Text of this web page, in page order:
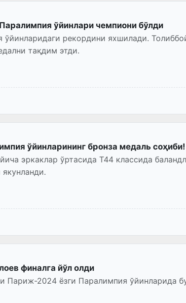
ўйинлари чемпиони бўлди
ўйинларидаги рекордини яхшилади.
тақдим этди.
ўйинларининг бронза медаль соҳиби!
эркаклар ўртасида Т44 классида
финалга йўл олди
Париж-2024 ёзги Паралимпия ўйинларида